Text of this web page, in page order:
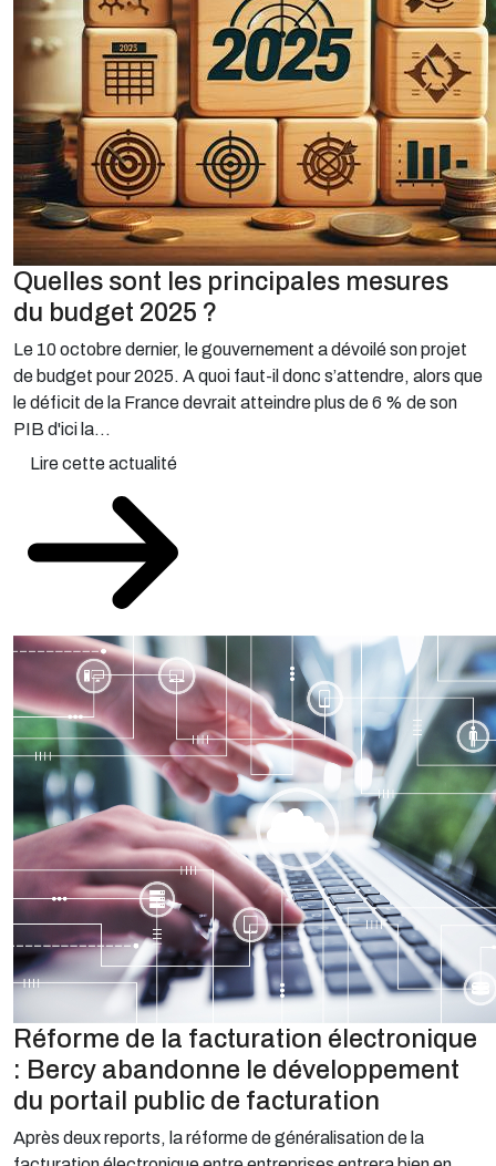
Quelles sont les principales mesures
du budget 2025 ?
Le 10 octobre dernier, le gouvernement a dévoilé son projet
de budget pour 2025. A quoi faut-il donc s’attendre, alors que
le déficit de la France devrait atteindre plus de 6 % de son
PIB d'ici la...
Lire cette actualité
Réforme de la facturation électronique
: Bercy abandonne le développement
du portail public de facturation
Après deux reports, la réforme de généralisation de la